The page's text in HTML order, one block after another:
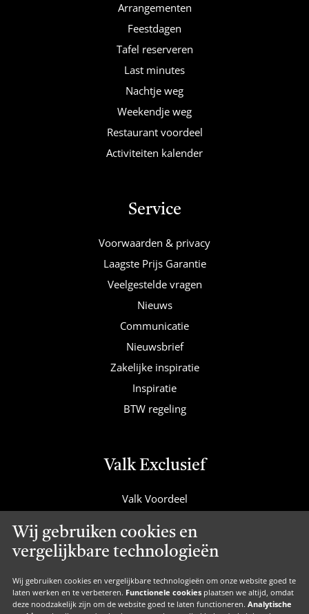
Wij gebruiken cookies en
vergelijkbare technologieën
Wij gebruiken cookies en vergelijkbare technologieën om onze website goed te
laten werken en te verbeteren. Functionele cookies plaatsen we altijd, omdat
deze noodzakelijk zijn om de website goed te laten functioneren. Analytische
Arrangementen
Feestdagen
Tafel reserveren
Last minutes
Nachtje weg
Weekendje weg
Restaurant voordeel
Activiteiten kalender
Service
Voorwaarden & privacy
Laagste Prijs Garantie
Veelgestelde vragen
Nieuws
Communicatie
Nieuwsbrief
Zakelijke inspiratie
Inspiratie
BTW regeling
Valk Exclusief
Valk Voordeel
Valk Suites
Valk Jobs
Valk Exclusief Membership
Valk Voor Thuis